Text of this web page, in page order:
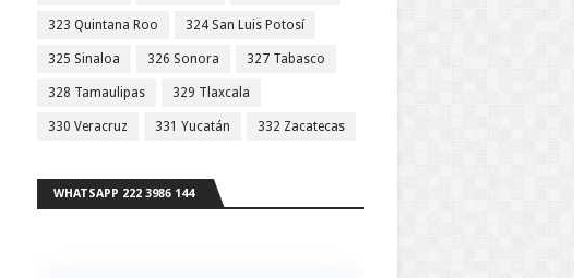
323 Quintana Roo 324 San Luis Potosí
325 Sinaloa 326 Sonora 327 Tabasco
328 Tamaulipas 329 Tlaxcala
330 Veracruz 331 Yucatán 332 Zacatecas
WHATSAPP 222 3986 144